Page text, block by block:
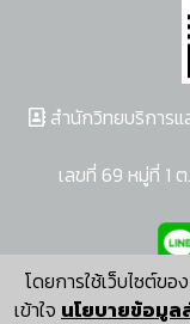
โดยการใช้เว็บไซต์ข
เข้าใจ นโยบายข้อมูล
สำนักวิทยบริการแ
เลขที่ 69 หมู่ที่ 1
ผู้พั